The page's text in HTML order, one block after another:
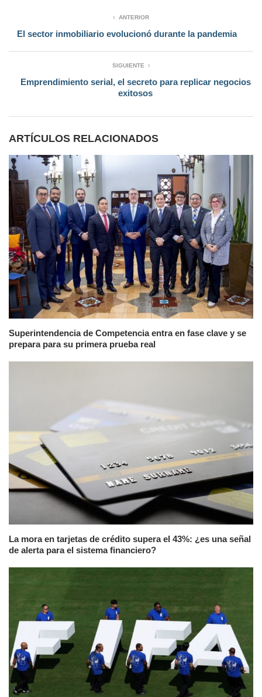
ANTERIOR
El sector inmobiliario evolucionó durante la pandemia
SIGUIENTE
Emprendimiento serial, el secreto para replicar negocios
exitosos
ARTÍCULOS RELACIONADOS
Superintendencia de Competencia entra en fase clave y se
prepara para su primera prueba real
La mora en tarjetas de crédito supera el 43%: ¿es una señal
de alerta para el sistema financiero?